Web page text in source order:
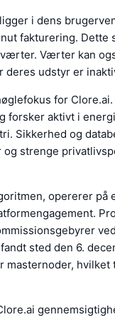
i dens
fakturering. Dette
Værter kan
deres udstyr er
for
forsker aktivt i
Sikkerhed og
strenge
opererer
sted den 6.
masternoder,